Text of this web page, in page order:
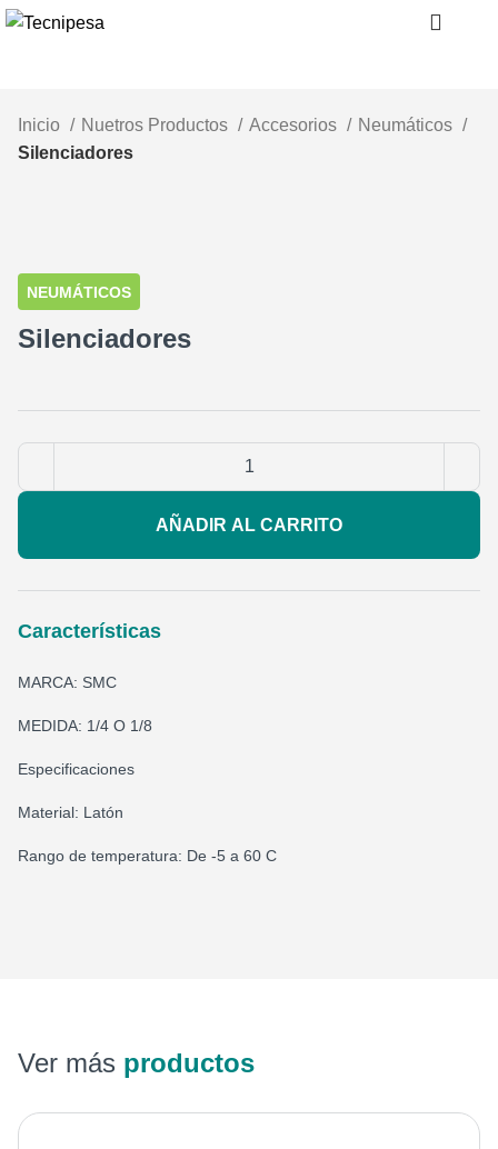
Inicio Nuetros Productos Accesorios
Neumáticos
Silenciadores
NEUMÁTICOS
Silenciadores
AÑADIR AL CARRITO
Características
MARCA: SMC
MEDIDA: 1/4 O 1/8
Especificaciones
Material: Latón
Rango de temperatura: De -5 a 60 C
Ver más productos